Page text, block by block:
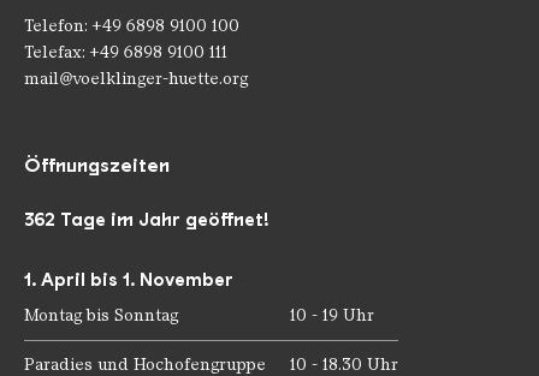
Telefon: +49 6898 9100 100
Telefax: +49 6898 9100 111
mail@voelklinger-huette.org
Öffnungszeiten
362 Tage im Jahr geöffnet!
1. April bis 1. November
Montag bis Sonntag 10 - 19 Uhr
Paradies und Hochofengruppe 10 - 18.30 Uhr